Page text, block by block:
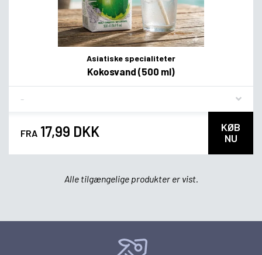
Asiatiske specialiteter
Kokosvand (500 ml)
FRA 17,99 DKK
KØB
NU
Alle tilgængelige produkter er vist.